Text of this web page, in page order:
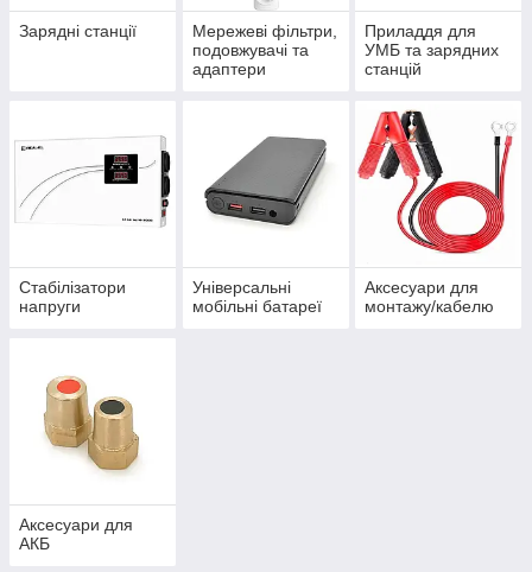
Зарядні станції
Мережеві фільтри,
подовжувачі та
адаптери
Приладдя для
УМБ та зарядних
станцій
Стабілізатори
напруги
Універсальні
мобільні батареї
Аксесуари для
монтажу/кабелю
Аксесуари для
АКБ